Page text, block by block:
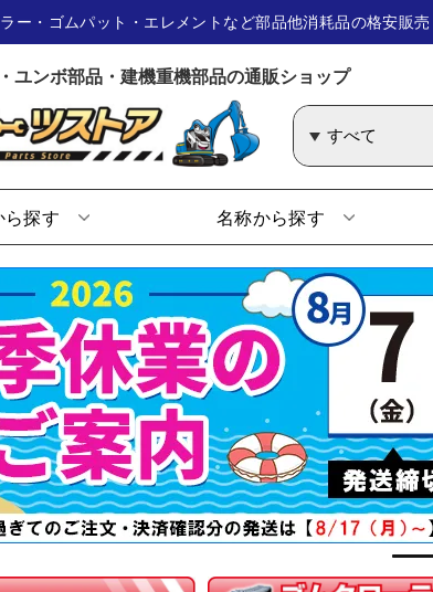
ー・ゴムパット・エレメントなど部品他消耗品の格安販売
ユンボ部品・建機重機部品の通販ショップ
ら探す 名称から探す